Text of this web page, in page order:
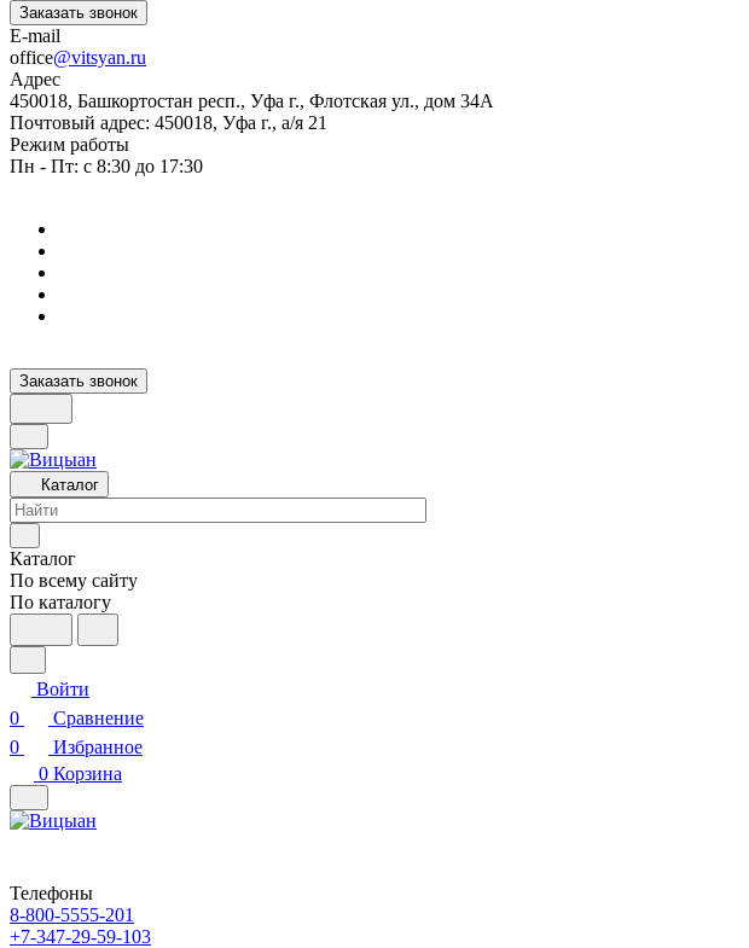
Заказать звонок
E-mail
office@vitsyan.ru
Адрес
450018, Башкортостан респ., Уфа г., Флотская ул., дом 34А
Почтовый адрес: 450018, Уфа г., а/я 21
Режим работы
Пн - Пт: с 8:30 до 17:30
Заказать звонок
Каталог
Каталог
По всему сайту
По каталогу
Войти
0
Сравнение
0
Избранное
0 Корзина
Телефоны
8-800-5555-201
+7-347-29-59-103